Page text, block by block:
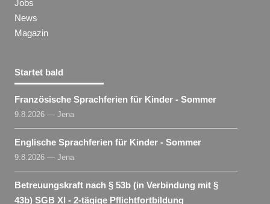
Jobs
News
Magazin
Startet bald
Französische Sprachferien für Kinder - Sommer
9.8.2026 — Jena
Englische Sprachferien für Kinder - Sommer
9.8.2026 — Jena
Betreuungskraft nach § 53b (in Verbindung mit §
43b) SGB XI - 2-tägige Pflichtfortbildung